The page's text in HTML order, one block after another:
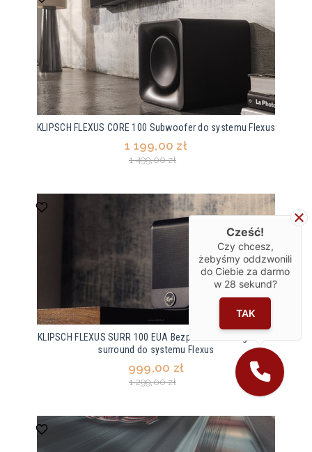
KLIPSCH FLEXUS CORE 100 Subwoofer do systemu Flexus
1 199,00 zł
1 499,00 zł
KLIPSCH FLEXUS SURR 100 EUA Bezprzewodowe głośniki
surround do systemu Flexus
999,00 zł
1 299,00 zł
Cześć!
Czy chcesz,
żebyśmy oddzwonili
do Ciebie za darmo
w 28 sekund?
TAK